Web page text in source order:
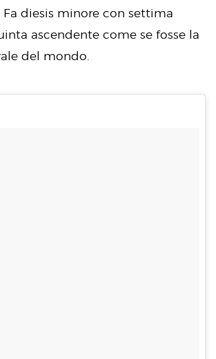
diesis minore con settima
ascendente come se fosse la
del mondo.